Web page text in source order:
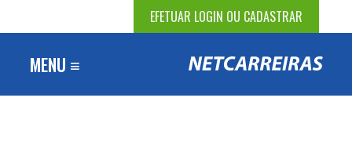
EFETUAR LOGIN OU CADASTRAR
MENU ≡